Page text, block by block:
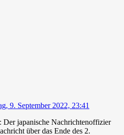
9. September 2022, 23:41
Der japanische Nachrichtenoffizier
über das Ende des 2.